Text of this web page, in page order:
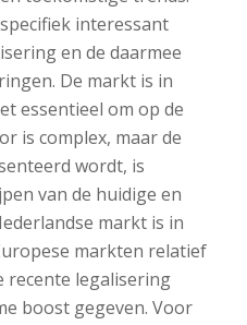
interessant
en de daarmee
De markt is in
essentieel om op de
is complex, maar de
wordt, is
van de huidige en
markt is in
markten relatief
recente legalisering
boost gegeven. Voor